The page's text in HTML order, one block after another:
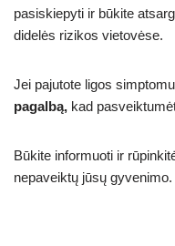
pasiskiepyti ir būkite
didelės rizikos vietovėse.
Jei pajutote ligos
pagalbą, kad
Būkite informuoti ir
nepaveiktų jūsų gyvenimo.